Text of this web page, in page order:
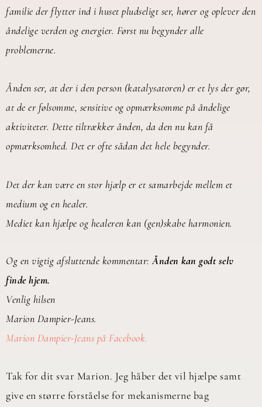
familie der flytter ind i huset pludseligt ser, hører og oplever den
åndelige verden og energier. Først nu begynder alle
problemerne.
Ånden ser, at der i den person (katalysatoren) er et lys der gør,
at de er følsomme, sensitive og opmærksomme på åndelige
aktiviteter. Dette tiltrækker ånden, da den nu kan få
opmærksomhed. Det er ofte sådan det hele begynder.
Det der kan være en stor hjælp er et samarbejde mellem et
medium og en healer.
Mediet kan hjælpe og healeren kan (gen)skabe harmonien.
Og en vigtig afsluttende kommentar:Ånden kan godt selv
finde hjem.
Venlig hilsen
Marion Dampier-Jeans.
Marion Dampier-Jeans på Facebook.
Tak for dit svar Marion. Jeg håber det vil hjælpe samt
give en større forståelse for mekanismerne bag